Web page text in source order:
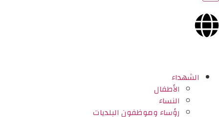
الشهداء
الأطفال
النساء
رؤساء وموظفون البلديات